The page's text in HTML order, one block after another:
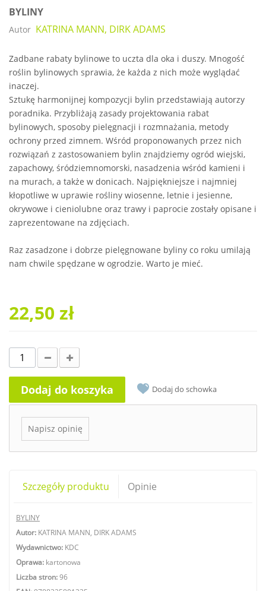
BYLINY
Autor KATRINA MANN, DIRK ADAMS
Zadbane rabaty bylinowe to uczta dla oka i duszy. Mnogość
roślin bylinowych sprawia, że każda z nich może wyglądać
inaczej.
Sztukę harmonijnej kompozycji bylin przedstawiają autorzy
poradnika. Przybliżają zasady projektowania rabat
bylinowych, sposoby pielęgnacji i rozmnażania, metody
ochrony przed zimnem. Wśród proponowanych przez nich
rozwiązań z zastosowaniem bylin znajdziemy ogród wiejski,
zapachowy, śródziemnomorski, nasadzenia wśród kamieni i
na murach, a także w donicach. Najpiękniejsze i najmniej
kłopotliwe w uprawie rośliny wiosenne, letnie i jesienne,
okrywowe i cieniolubne oraz trawy i paprocie zostały opisane i
zaprezentowane na zdjęciach.
Raz zasadzone i dobrze pielęgnowane byliny co roku umilają
nam chwile spędzane w ogrodzie. Warto je mieć.
22,50 zł
Dodaj do koszyka Dodaj do schowka
Napisz opinię
Szczegóły produktu Opinie
BYLINY
Autor: KATRINA MANN, DIRK ADAMS
Wydawnictwo: KDC
Oprawa: kartonowa
Liczba stron:96